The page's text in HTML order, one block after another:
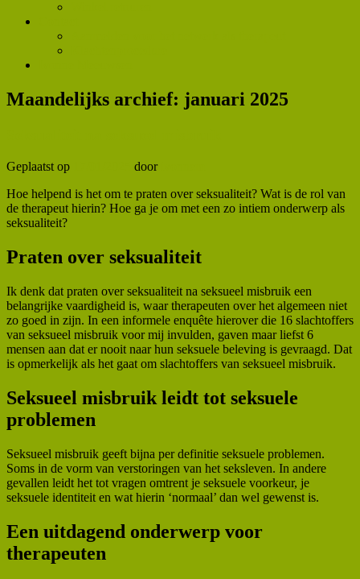
Maandelijks archief: januari 2025
Geplaatst op door
Hoe helpend is het om te praten over seksualiteit? Wat is de rol van
de therapeut hierin? Hoe ga je om met een zo intiem onderwerp als
seksualiteit?
Praten over seksualiteit
Ik denk dat praten over seksualiteit na seksueel misbruik een
belangrijke vaardigheid is, waar therapeuten over het algemeen niet
zo goed in zijn. In een informele enquête hierover die 16 slachtoffers
van seksueel misbruik voor mij invulden, gaven maar liefst 6
mensen aan dat er nooit naar hun seksuele beleving is gevraagd. Dat
is opmerkelijk als het gaat om slachtoffers van seksueel misbruik.
Seksueel misbruik leidt tot seksuele
problemen
Seksueel misbruik geeft bijna per definitie seksuele problemen.
Soms in de vorm van verstoringen van het seksleven. In andere
gevallen leidt het tot vragen omtrent je seksuele voorkeur, je
seksuele identiteit en wat hierin ‘normaal’ dan wel gewenst is.
Een uitdagend onderwerp voor
therapeuten